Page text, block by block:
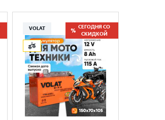
VOLAT
СЕГОДНЯ СО
СКИДКОЙ